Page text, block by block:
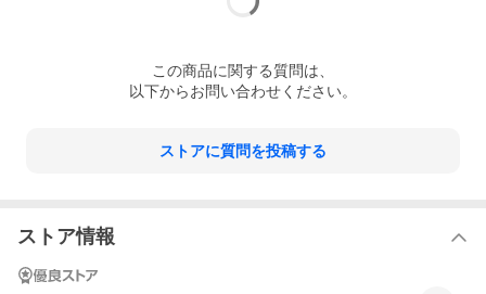
この商品に関する質問は、
以下からお問い合わせください。
ストアに質問を投稿する
ストア情報